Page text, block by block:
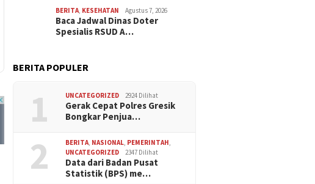
BERITA, KESEHATAN Agustus 7, 2026
Baca Jadwal Dinas Doter
Spesialis RSUD A…
BERITA POPULER
1 UNCATEGORIZED 2924 Dilihat
Gerak Cepat Polres Gresik
Bongkar Penjua…
2 BERITA, NASIONAL, PEMERINTAH,
UNCATEGORIZED
2347 Dilihat
Data dari Badan Pusat
Statistik (BPS) me…